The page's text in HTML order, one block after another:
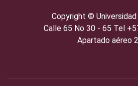
Copyright ©️
Calle 65 No 30 - 65 Tel
Apartado aéreo